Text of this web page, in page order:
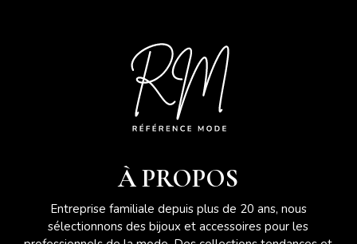
À PROPOS
Entreprise familiale depuis plus de 20 ans, nous
sélectionnons des bijoux et accessoires pour les